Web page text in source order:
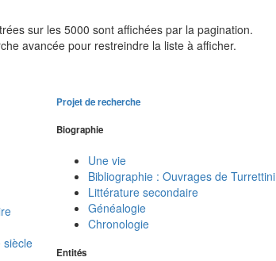
sur les 5000 sont affichées par la pagination.
avancée pour restreindre la liste à afficher.
siècle
Projet de recherche
Biographie
Une vie
Bibliographie : Ouvrages de Turrettini
Littérature secondaire
Généalogie
Chronologie
Entités